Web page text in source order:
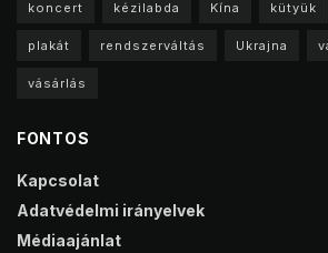
koncert kézilabda Kína kütyük
plakát rendszerváltás Ukrajna
vásárlás
FONTOS
Kapcsolat
Adatvédelmi irányelvek
Médiaajánlat